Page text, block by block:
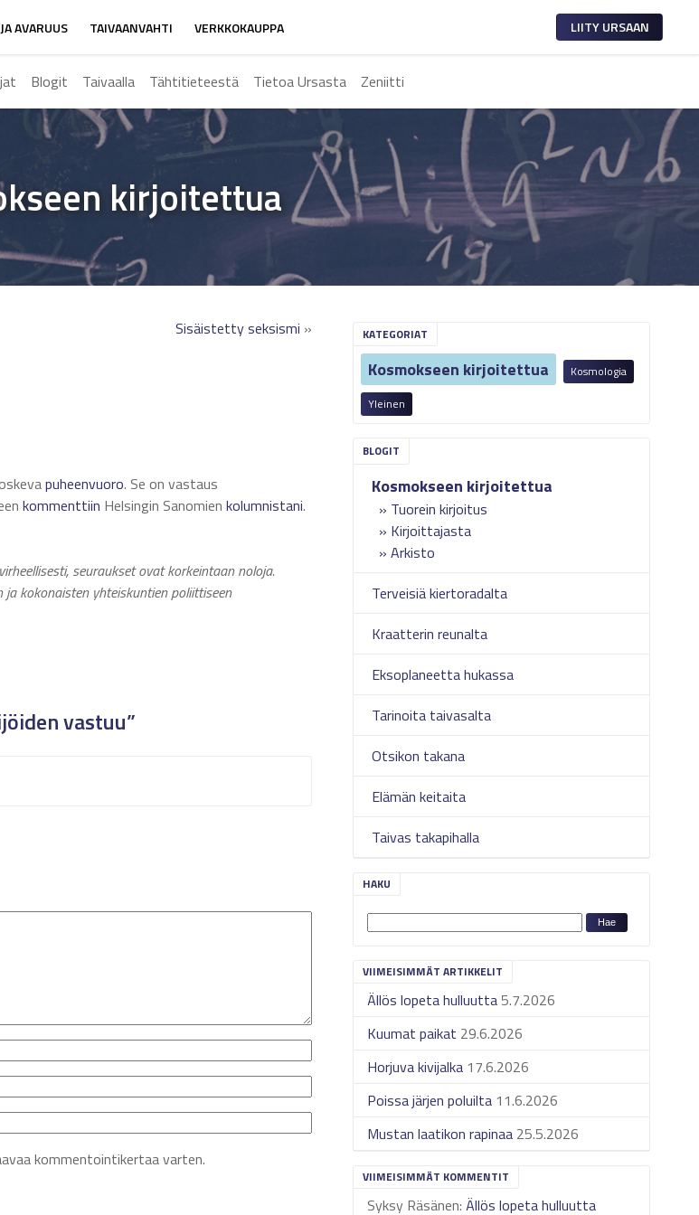
LIITY URSAAN
AVARUUS TAIVAANVAHTI VERKKOKAUPPA
Blogit Taivaalla Tähtitieteestä Tietoa Ursasta Zeniitti
kirjoitettua
KATEGORIAT
Kosmokseen kirjoitettua
Kosmologia
Yleinen
Kosmokseen kirjoitettua
Tuorein kirjoitus
Kirjoittajasta
Arkisto
Terveisiä kiertoradalta
Kraatterin reunalta
Eksoplaneetta hukassa
Tarinoita taivasalta
Otsikon takana
Elämän keitaita
Taivas takapihalla
HAKU
VIIMEISIMMÄT ARTIKKELIT
Ällös lopeta hulluutta5.7.2026
Kuumat paikat 29.6.2026
Horjuva kivijalka 17.6.2026
Poissa järjen poluilta 11.6.2026
Mustan laatikon rapinaa 25.5.2026
VIIMEISIMMÄT KOMMENTIT
Syksy Räsänen:Ällös lopeta hulluutta
Sisäistetty seksismi »
puheenvuoro. Se on vastaus
kommenttiin Helsingin Sanomien kolumnistani.
seuraukset ovat korkeintaan noloja.
kokonaisten yhteiskuntien poliittiseen
vastuu”
kommentointikertaa varten.